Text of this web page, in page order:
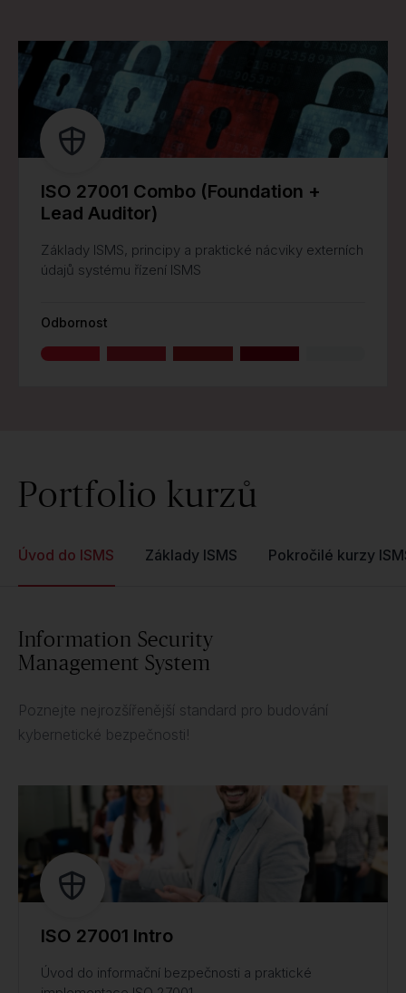
ISO 27001 Combo (Foundation +
Lead Auditor)
Základy ISMS, principy a praktické nácviky externích
údajů systému řízení ISMS
Odbornost
Portfolio kurzů
Úvod do ISMS Základy ISMS Pokročilé kurzy
Information Security
Management System
Poznejte nejrozšířenější standard pro budování
kybernetické bezpečnosti!
ISO 27001 Intro
Úvod do informační bezpečnosti a praktické